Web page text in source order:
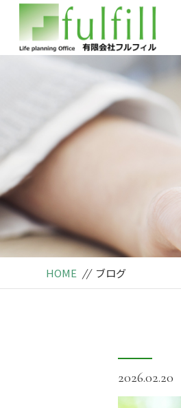
HOME // ブログ
2026.02.20